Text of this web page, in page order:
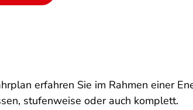
erfahren Sie im Rahmen einer
stufenweise oder auch komplett.